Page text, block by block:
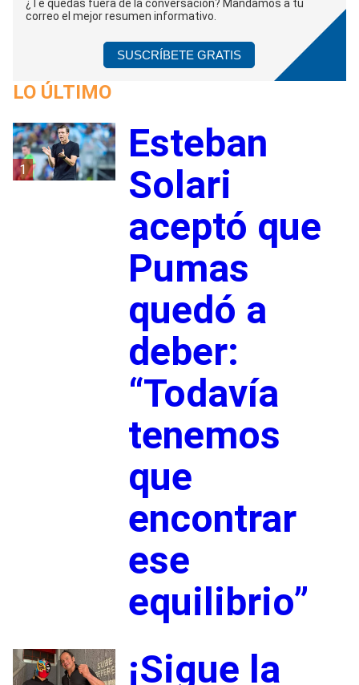
¿Te quedas fuera de la conversación? Mandamos a tu
correo el mejor resumen informativo.
SUSCRÍBETE GRATIS
LO ÚLTIMO
1
Esteban
Solari
aceptó que
Pumas
quedó a
deber:
“Todavía
tenemos
que
encontrar
ese
equilibrio”
¡Sigue la